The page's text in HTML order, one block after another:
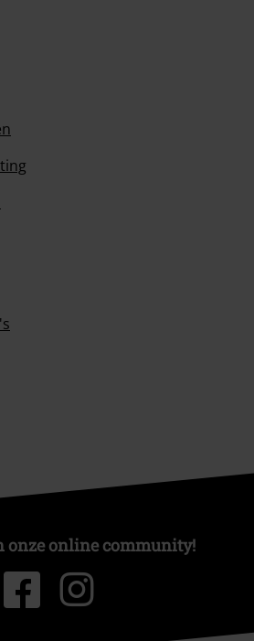
onze online community!